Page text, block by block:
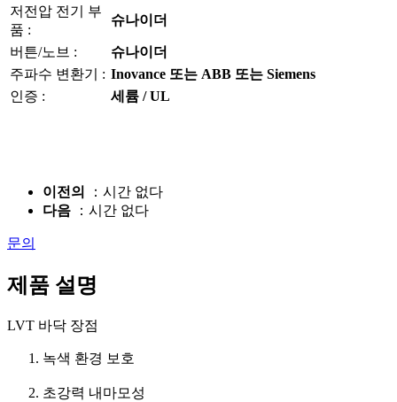
저전압 전기 부
품 :
슈나이더
버튼/노브 :
슈나이더
주파수 변환기 : Inovance 또는 ABB 또는 Siemens
인증 :
세륨 / UL
이전의
：시간 없다
다음 ：시간 없다
문의
제품 설명
LVT 바닥 장점
1. 녹색 환경 보호
2. 초강력 내마모성